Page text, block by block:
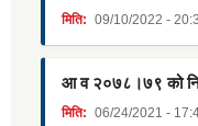
मिति: 09/10/2022 -
आ व २०७८।७९ को
मिति: 06/24/2021 -